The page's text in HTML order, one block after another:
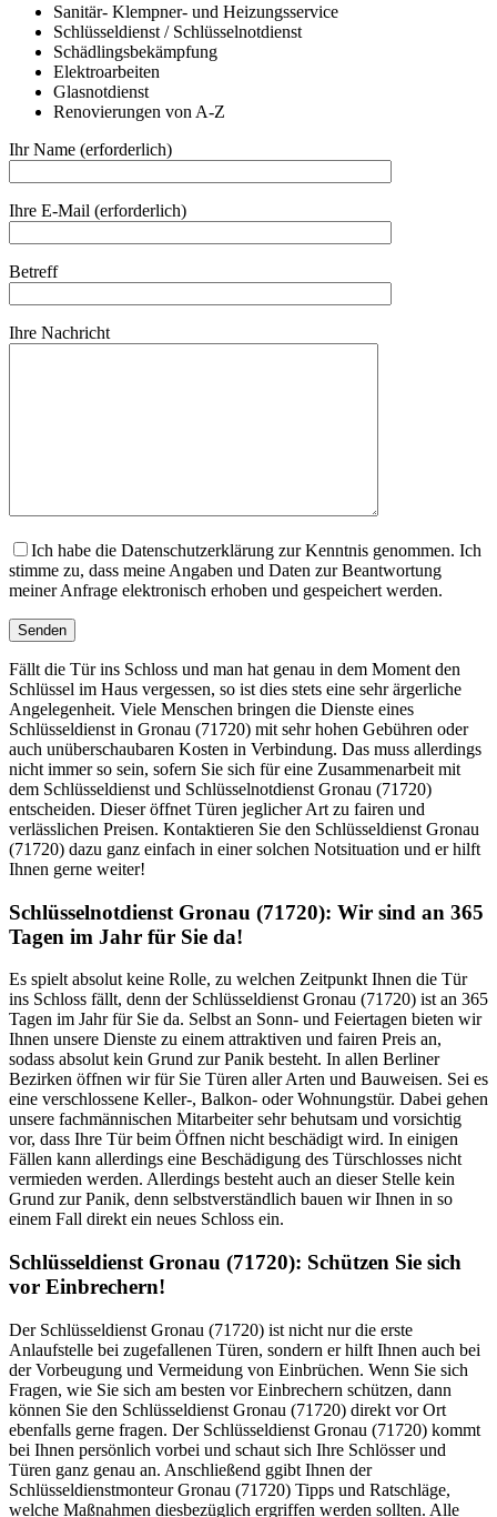
Sanitär- Klempner- und Heizungsservice
Schlüsseldienst / Schlüsselnotdienst
Schädlingsbekämpfung
Elektroarbeiten
Glasnotdienst
Renovierungen von A-Z
Ihr Name (erforderlich)
Ihre E-Mail (erforderlich)
Betreff
Ihre Nachricht
Ich habe die Datenschutzerklärung zur Kenntnis genommen. Ich
stimme zu, dass meine Angaben und Daten zur Beantwortung
meiner Anfrage elektronisch erhoben und gespeichert werden.
Fällt die Tür ins Schloss und man hat genau in dem Moment den
Schlüssel im Haus vergessen, so ist dies stets eine sehr ärgerliche
Angelegenheit. Viele Menschen bringen die Dienste eines
Schlüsseldienst in Gronau (71720) mit sehr hohen Gebühren oder
auch unüberschaubaren Kosten in Verbindung. Das muss allerdings
nicht immer so sein, sofern Sie sich für eine Zusammenarbeit mit
dem Schlüsseldienst und Schlüsselnotdienst Gronau (71720)
entscheiden. Dieser öffnet Türen jeglicher Art zu fairen und
verlässlichen Preisen. Kontaktieren Sie den Schlüsseldienst Gronau
(71720) dazu ganz einfach in einer solchen Notsituation und er hilft
Ihnen gerne weiter!
Schlüsselnotdienst Gronau (71720): Wir sind an 365
Tagen im Jahr für Sie da!
Es spielt absolut keine Rolle, zu welchen Zeitpunkt Ihnen die Tür
ins Schloss fällt, denn der Schlüsseldienst Gronau (71720) ist an 365
Tagen im Jahr für Sie da. Selbst an Sonn- und Feiertagen bieten wir
Ihnen unsere Dienste zu einem attraktiven und fairen Preis an,
sodass absolut kein Grund zur Panik besteht. In allen Berliner
Bezirken öffnen wir für Sie Türen aller Arten und Bauweisen. Sei es
eine verschlossene Keller-, Balkon- oder Wohnungstür. Dabei gehen
unsere fachmännischen Mitarbeiter sehr behutsam und vorsichtig
vor, dass Ihre Tür beim Öffnen nicht beschädigt wird. In einigen
Fällen kann allerdings eine Beschädigung des Türschlosses nicht
vermieden werden. Allerdings besteht auch an dieser Stelle kein
Grund zur Panik, denn selbstverständlich bauen wir Ihnen in so
einem Fall direkt ein neues Schloss ein.
Schlüsseldienst Gronau (71720): Schützen Sie sich
vor Einbrechern!
Der Schlüsseldienst Gronau (71720) ist nicht nur die erste
Anlaufstelle bei zugefallenen Türen, sondern er hilft Ihnen auch bei
der Vorbeugung und Vermeidung von Einbrüchen. Wenn Sie sich
Fragen, wie Sie sich am besten vor Einbrechern schützen, dann
können Sie den Schlüsseldienst Gronau (71720) direkt vor Ort
ebenfalls gerne fragen. Der Schlüsseldienst Gronau (71720) kommt
bei Ihnen persönlich vorbei und schaut sich Ihre Schlösser und
Türen ganz genau an. Anschließend ggibt Ihnen der
Schlüsseldienstmonteur Gronau (71720) Tipps und Ratschläge,
welche Maßnahmen diesbezüglich ergriffen werden sollten. Alle